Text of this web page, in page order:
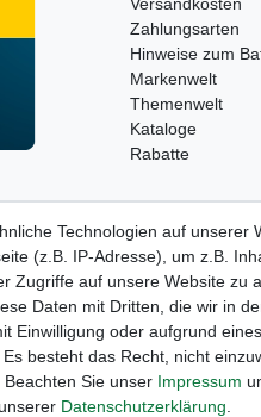
Versandkosten
Zahlungsarten
Hinweise zum
Markenwelt
Themenwelt
Kataloge
Rabatte
Widerrufs­recht
Technologien auf
(z.B. IP-Adresse), um z.B.
Zugriffe auf unsere Website zu
Daten mit Dritten, die wir in
Einwilligung oder aufgrund
besteht das Recht, nicht
Sie unser Impressum
Daten­schutz­erklärung